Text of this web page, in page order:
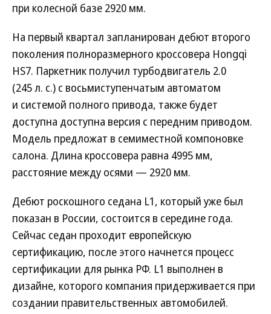
при колесной базе 2920 мм.
На первый квартал запланирован дебют второго
поколения полноразмерного кроссовера Hongqi
HS7. Паркетник получил турбодвигатель 2.0
(245 л. с.) с восьмиступенчатым автоматом
и системой полного привода, также будет
доступна доступна версия с передним приводом.
Модель предложат в семиместной компоновке
салона. Длина кроссовера равна 4995 мм,
расстояние между осями — 2920 мм.
Дебют роскошного седана L1, который уже был
показан в России, состоится в середине года.
Сейчас седан проходит европейскую
сертификацию, после этого начнется процесс
сертификации для рынка РФ. L1 выполнен в
дизайне, которого компания придерживается при
создании правительственных автомобилей.